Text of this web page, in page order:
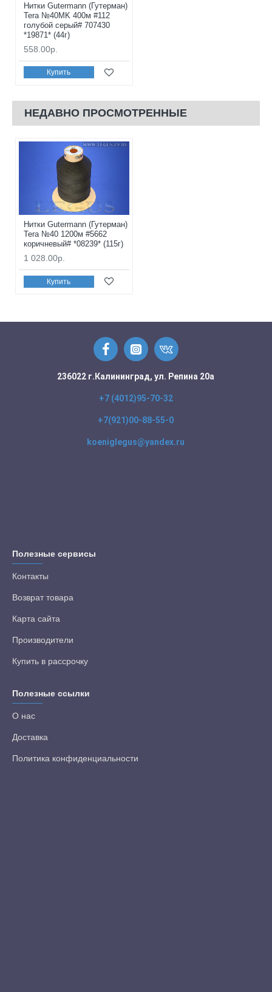
Нитки Gutermann (Гутерман)
Tera №40MK 400м #112
голубой серый# 707430
*19871* (44г)
558.00р.
Купить
НЕДАВНО ПРОСМОТРЕННЫЕ
Нитки Gutermann (Гутерман)
Tera №40 1200м #5662
коричневый# *08239* (115г)
1 028.00р.
Купить
236022 г.Калининград, ул. Репина 20а
+7 (4012)95-70-32
+7(921)00-88-55-0
koeniglegus@yandex.ru
Полезные сервисы
Контакты
Возврат товара
Карта сайта
Производители
Купить в рассрочку
Полезные ссылки
О нас
Доставка
Политика конфиденциальности